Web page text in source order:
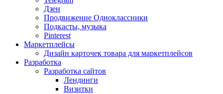
Дзен
Продвижение Одноклассники
Подкасты, музыка
Pinterest
Маркетплейсы
Дизайн карточек товара для маркетплейсов
Разработка
Разработка сайтов
Лендинги
Визитки